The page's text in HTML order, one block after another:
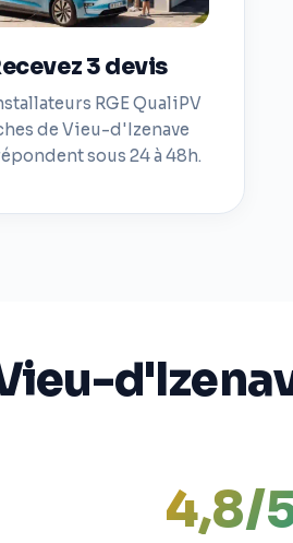
3 devis
RGE QualiPV
de Vieu-d'Izenave
sous 24 à 48h.
4,8/